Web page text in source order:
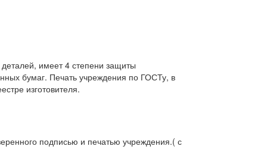
имеет 4 степени защиты
бумаг. Печать учреждения по ГОСТу, в
изготовителя.
подписью и печатью учреждения.( с